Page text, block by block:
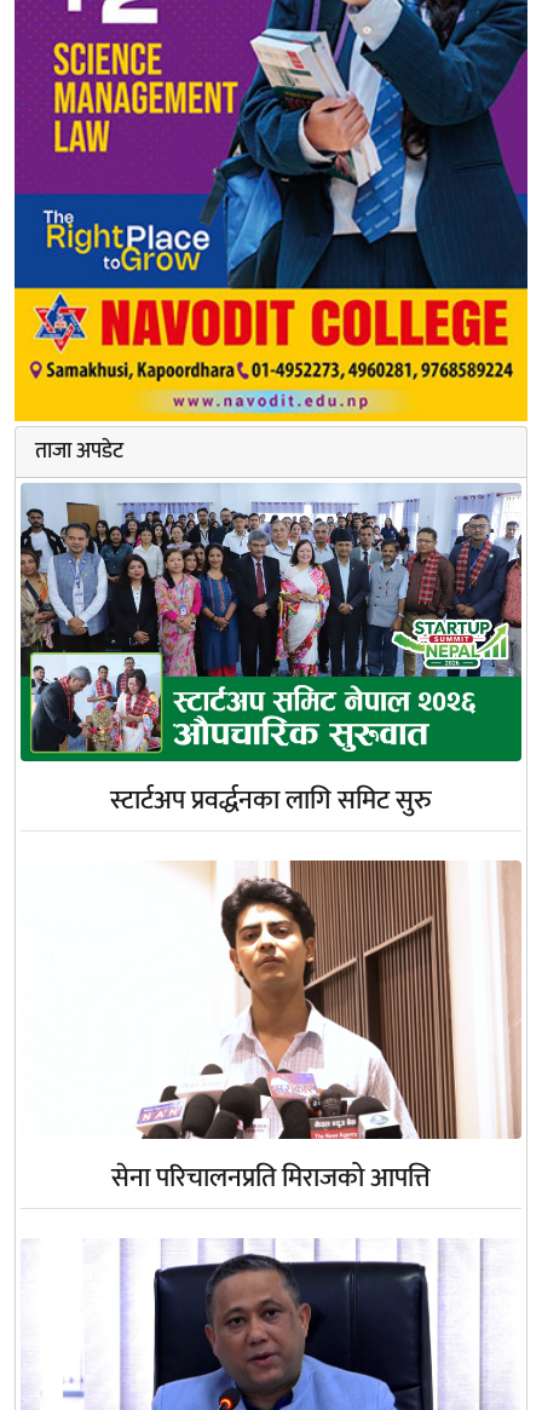
ताजा अपडेट
स्टार्टअप प्रवर्द्धनका लागि समिट सुरु
सेना परिचालनप्रति मिराजको आपत्ति